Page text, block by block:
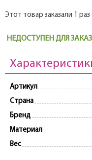
Этот товар заказали 1 раз
НЕДОСТУПЕН ДЛЯ
Артикул
Страна
Бренд
Материал
Вес